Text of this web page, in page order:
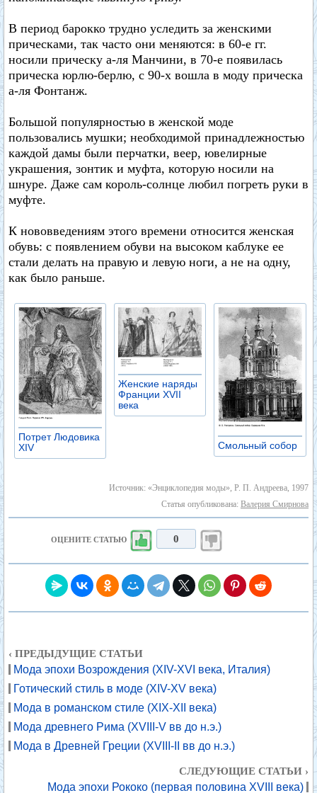
В период барокко трудно уследить за женскими
прическами, так часто они меняются: в 60-е гг.
носили прическу а-ля Манчини, в 70-е появилась
прическа юрлю-берлю, с 90-х вошла в моду прическа
а-ля Фонтанж.
Большой популярностью в женской моде
пользовались мушки; необходимой принадлежностью
каждой дамы были перчатки, веер, ювелирные
украшения, зонтик и муфта, которую носили на
шнуре. Даже сам король-солнце любил погреть руки в
муфте.
К нововведениям этого времени относится женская
обувь: с появлением обуви на высоком каблуке ее
стали делать на правую и левую ноги, а не на одну,
как было раньше.
Потрет Людовика
XIV
Женские наряды
Франции XVII
века
Смольный собор
Источник: «Энциклопедия моды», Р. П. Андреева, 1997
Статья опубликована: Валерия Смирнова
ОЦЕНИТЕ СТАТЬЮ 0
‹ ПРЕДЫДУЩИЕ СТАТЬИ
Мода эпохи Возрождения (XIV-XVI века, Италия)
Готический стиль в моде (XIV-XV века)
Мода в романском стиле (XIX-XII века)
Мода древнего Рима (XVIII-V вв до н.э.)
Мода в Древней Греции (XVIII-II вв до н.э.)
СЛЕДУЮЩИЕ СТАТЬИ ›
Мода эпохи Рококо (первая половина XVIII века)